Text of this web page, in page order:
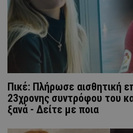
Πικέ: Πλήρωσε αισθητική
23χρονης συντρόφου του
ξανά - Δείτε με ποια